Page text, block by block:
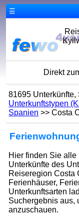
☰
Direkt
81695 Unterkünfte,
Unterkunftstypen
Spanien >> Costa
Hier finden Sie
Unterkünfte des
Reiseregion Costa
Ferienhäuser,
Unterkunftsarten
Suchergebnis aus,
anzuschauen.